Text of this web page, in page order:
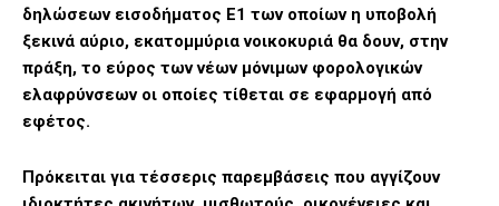
δηλώσεων εισοδήματος Ε1 των οποίων η υποβολή
ξεκινά αύριο, εκατομμύρια νοικοκυριά θα δουν, στην
πράξη, το εύρος των νέων μόνιμων φορολογικών
ελαφρύνσεων οι οποίες τίθεται σε εφαρμογή από
εφέτος.
Πρόκειται για τέσσερις παρεμβάσεις που αγγίζουν